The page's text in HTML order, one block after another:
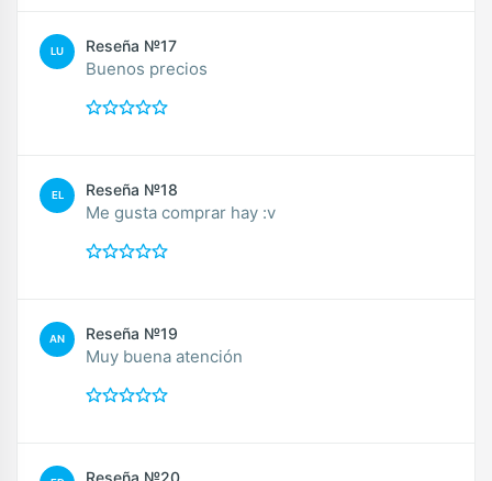
LU Reseña №17
Buenos precios
EL Reseña №18
Me gusta comprar hay :v
AN Reseña №19
Muy buena atención
Reseña №20